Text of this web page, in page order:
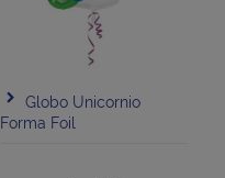
Globo Unicornio
Forma Foil